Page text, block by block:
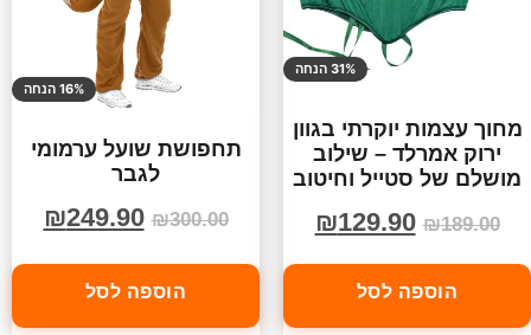
31% הנחה
מחוך עצמות יוקרתי בגוון
ירוק אמרלד – שילוב
מושלם של סטייל וחיטוב
₪189.00
₪129.90
הוספה לסל
16% הנחה
תחפושת שועל ערמומי
לגבר
₪300.00
₪249.90
הוספה לסל